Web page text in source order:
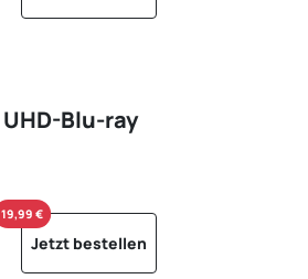
UHD-Blu-ray
Jetzt bestellen
19,99 €